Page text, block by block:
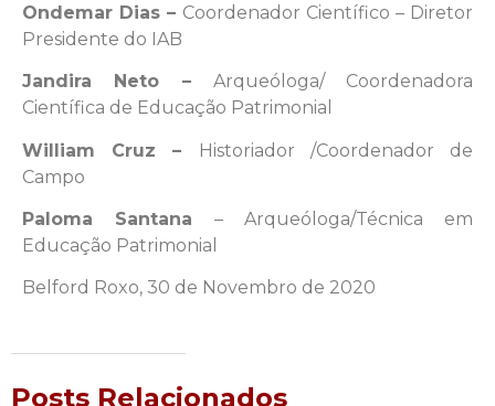
Ondemar Dias – Coordenador Científico – Diretor
Presidente do IAB
Jandira Neto – Arqueóloga/ Coordenadora
Científica de Educação Patrimonial
William Cruz –
Historiador /Coordenador de
Campo
Paloma Santana – Arqueóloga/Técnica em
Educação Patrimonial
Belford Roxo, 30 de Novembro de 2020
Posts Relacionados